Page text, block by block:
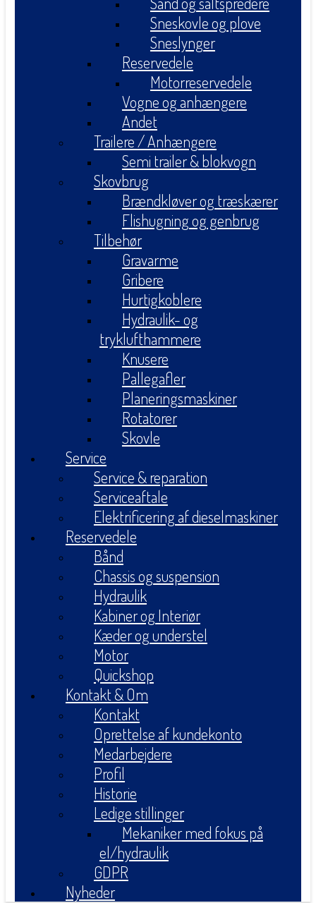
Sneskovle og plove
Sneslynger
Reservedele
Motorreservedele
Vogne og anhængere
Andet
Trailere / Anhængere
Semi trailer & blokvogn
Skovbrug
Brændkløver og træskærer
Flishugning og genbrug
Tilbehør
Gravarme
Gribere
Hurtigkoblere
Hydraulik- og
tryklufthammere
Knusere
Pallegafler
Planeringsmaskiner
Rotatorer
Skovle
Service
Service & reparation
Serviceaftale
Elektrificering af dieselmaskiner
Reservedele
Bånd
Chassis og suspension
Hydraulik
Kabiner og Interiør
Kæder og understel
Motor
Quickshop
Kontakt & Om
Kontakt
Oprettelse af kundekonto
Medarbejdere
Profil
Historie
Ledige stillinger
Mekaniker med fokus på
el/hydraulik
GDPR
Nyheder